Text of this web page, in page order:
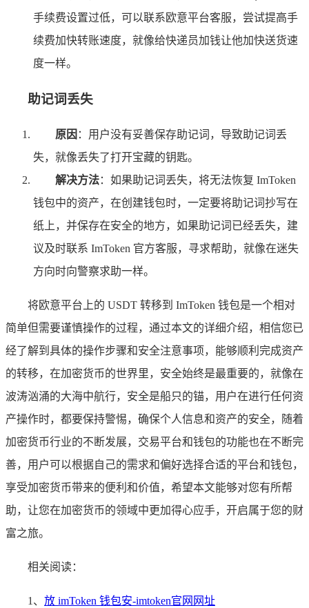
手续费设置过低，可以联系欧意平台客服，尝试提高手
续费加快转账速度，就像给快递员加钱让他加快送货速
度一样。
助记词丢失
原因 ：用户没有妥善保存助记词，导致助记词丢
失，就像丢失了打开宝藏的钥匙。
解决方法：如果助记词丢失，将无法恢复 ImToken
钱包中的资产，在创建钱包时，一定要将助记词抄写在
纸上，并保存在安全的地方，如果助记词已经丢失，建
议及时联系 ImToken 官方客服，寻求帮助，就像在迷失
方向时向警察求助一样。
将欧意平台上的 USDT 转移到 ImToken 钱包是一个相对
简单但需要谨慎操作的过程，通过本文的详细介绍，相信您已
经了解到具体的操作步骤和安全注意事项，能够顺利完成资产
的转移，在加密货币的世界里，安全始终是最重要的，就像在
波涛汹涌的大海中航行，安全是船只的锚，用户在进行任何资
产操作时，都要保持警惕，确保个人信息和资产的安全，随着
加密货币行业的不断发展，交易平台和钱包的功能也在不断完
善，用户可以根据自己的需求和偏好选择合适的平台和钱包，
享受加密货币带来的便利和价值，希望本文能够对您有所帮
助，让您在加密货币的领域中更加得心应手，开启属于您的财
富之旅。
相关阅读：
1、 放 imToken 钱包安-imtoken官网网址